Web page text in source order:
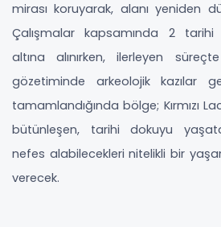
mirası koruyarak, alanı yeniden
Çalışmalar kapsamında 2 tarihi
altına alınırken, ilerleyen
gözetiminde arkeolojik kazılar
tamamlandığında bölge; Kırmızı
bütünleşen, tarihi dokuyu
nefes alabilecekleri nitelikli bir
verecek.